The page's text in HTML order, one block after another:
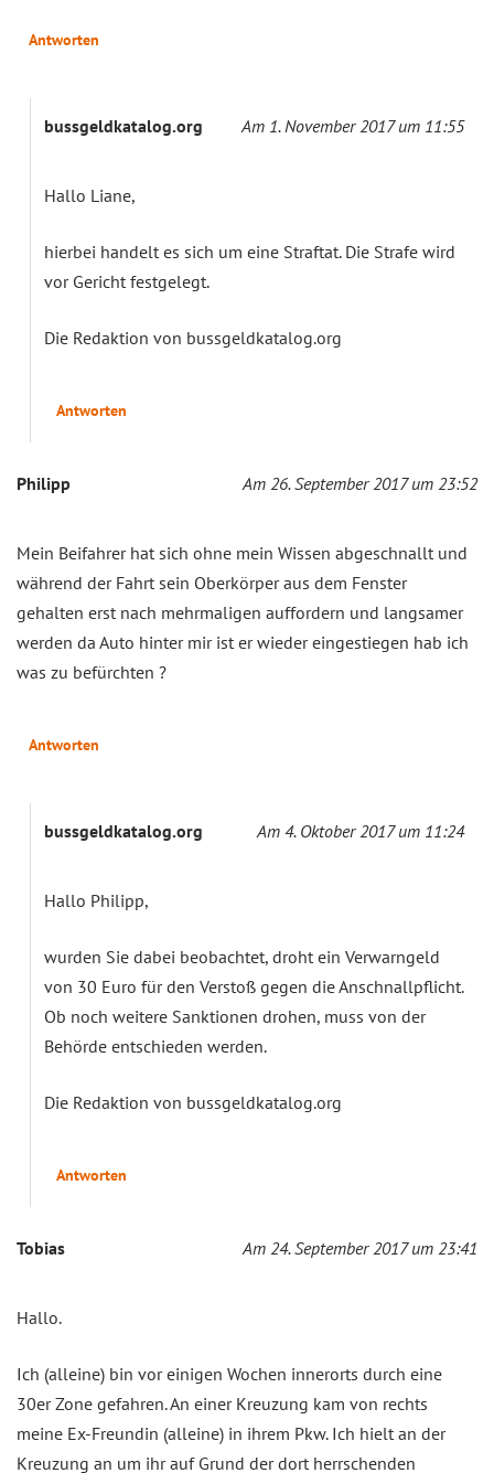
Antworten
bussgeldkatalog.org Am 1. November 2017 um 11:55
Hallo Liane,
hierbei handelt es sich um eine Straftat. Die Strafe wird
vor Gericht festgelegt.
Die Redaktion von bussgeldkatalog.org
Antworten
Philipp Am 26. September 2017 um 23:52
Mein Beifahrer hat sich ohne mein Wissen abgeschnallt und
während der Fahrt sein Oberkörper aus dem Fenster
gehalten erst nach mehrmaligen auffordern und langsamer
werden da Auto hinter mir ist er wieder eingestiegen hab ich
was zu befürchten ?
Antworten
bussgeldkatalog.org Am 4. Oktober 2017 um 11:24
Hallo Philipp,
wurden Sie dabei beobachtet, droht ein Verwarngeld
von 30 Euro für den Verstoß gegen die Anschnallpflicht.
Ob noch weitere Sanktionen drohen, muss von der
Behörde entschieden werden.
Die Redaktion von bussgeldkatalog.org
Antworten
Tobias Am 24. September 2017 um 23:41
Hallo.
Ich (alleine) bin vor einigen Wochen innerorts durch eine
30er Zone gefahren. An einer Kreuzung kam von rechts
meine Ex-Freundin (alleine) in ihrem Pkw. Ich hielt an der
Kreuzung an um ihr auf Grund der dort herrschenden